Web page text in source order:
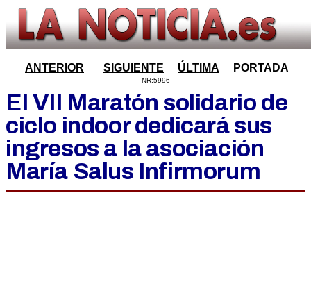
ANTERIOR SIGUIENTE ÚLTIMA PORTADA
NR:5996
El VII Maratón solidario de
ciclo indoor dedicará sus
ingresos a la asociación
María Salus Infirmorum